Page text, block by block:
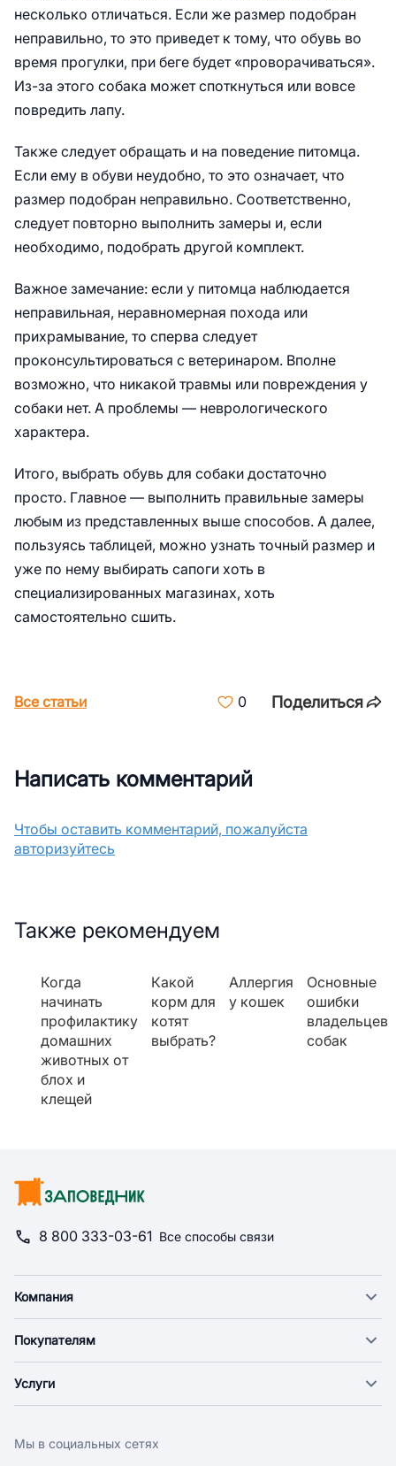
несколько отличаться. Если же размер подобран
неправильно, то это приведет к тому, что обувь во
время прогулки, при беге будет «проворачиваться».
Из-за этого собака может споткнуться или вовсе
повредить лапу.
Также следует обращать и на поведение питомца.
Если ему в обуви неудобно, то это означает, что
размер подобран неправильно. Соответственно,
следует повторно выполнить замеры и, если
необходимо, подобрать другой комплект.
Важное замечание: если у питомца наблюдается
неправильная, неравномерная похода или
прихрамывание, то сперва следует
проконсультироваться с ветеринаром. Вполне
возможно, что никакой травмы или повреждения у
собаки нет. А проблемы — неврологического
характера.
Итого, выбрать обувь для собаки достаточно
просто. Главное — выполнить правильные замеры
любым из представленных выше способов. А далее,
пользуясь таблицей, можно узнать точный размер и
уже по нему выбирать сапоги хоть в
специализированных магазинах, хоть
самостоятельно сшить.
Все статьи 0 Поделиться
Написать комментарий
Чтобы оставить комментарий, пожалуйста
авторизуйтесь
Также рекомендуем
Когда
начинать
профилактику
домашних
животных от
блох и
клещей
Какой
корм для
котят
выбрать?
Аллергия
у кошек
Основные
ошибки
владельцев
собак
8 800 333-03-61 Все способы связи
Компания
Новости
Поставщикам
Заводчикам
Покупателям
Экспресс доставка
Возврат
Услуги
Груминг
Мы в социальных сетях